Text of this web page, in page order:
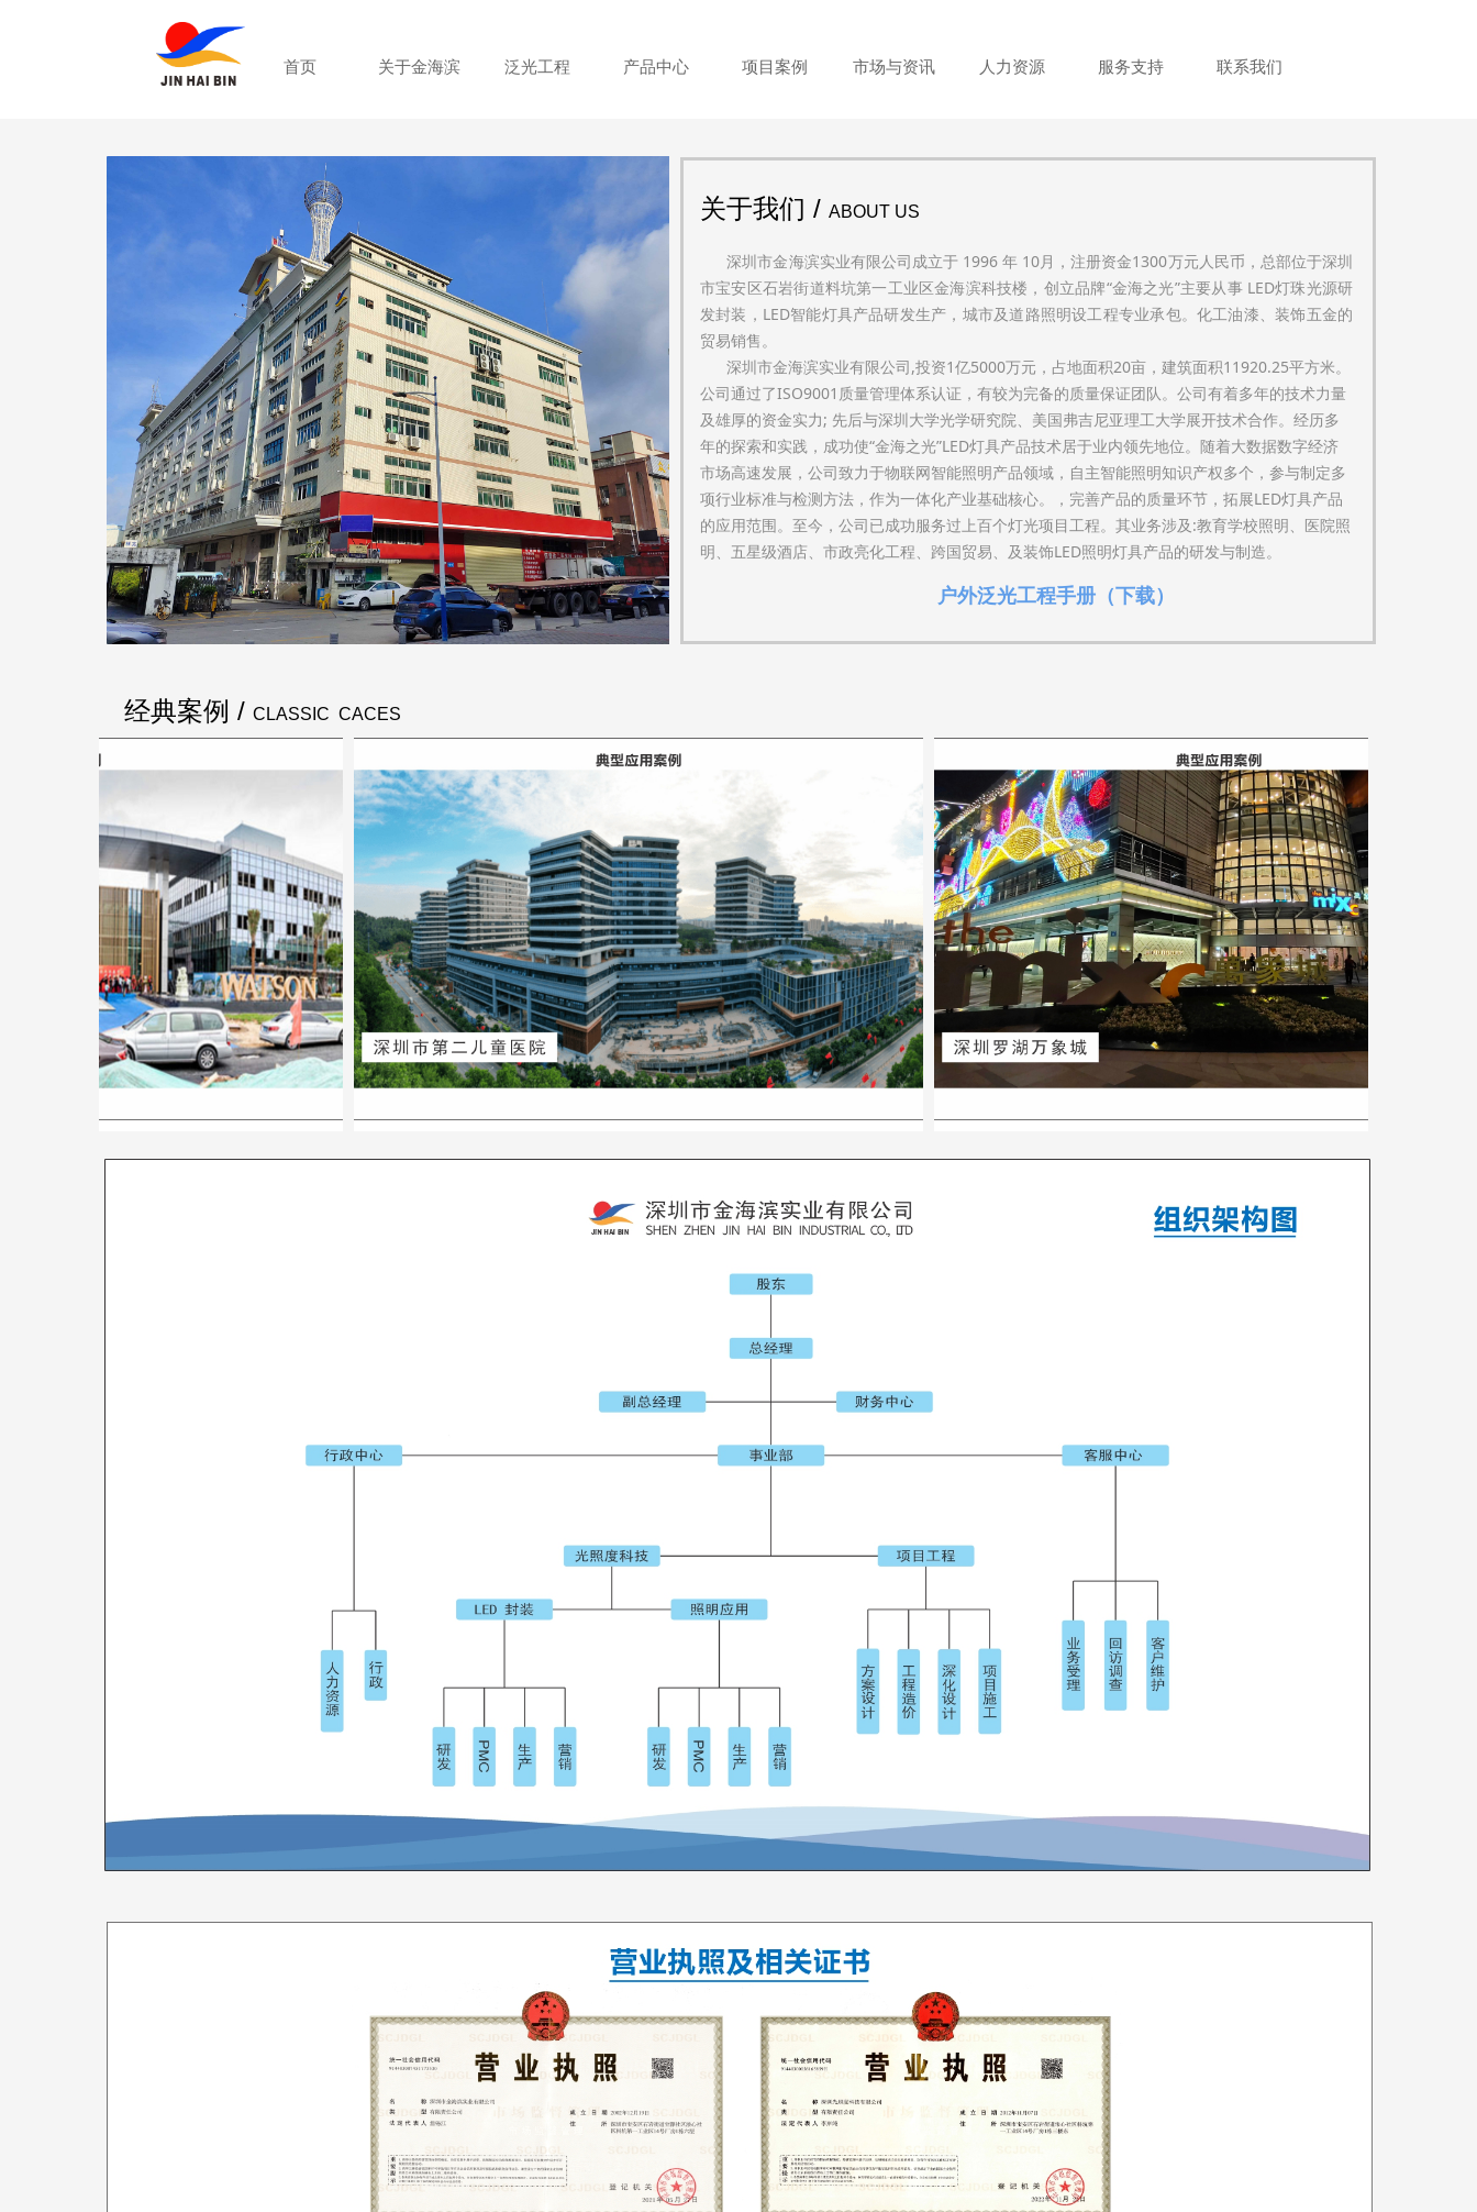
关于我们 / ABOUT US
深圳市金海滨实业有限公司成立于 1996 年 10月，注册资金1300万元人民币，总部位于深圳
市宝安区石岩街道料坑第一工业区金海滨科技楼，创立品牌“金海之光”主要从事 LED灯珠光源研
发封装，LED智能灯具产品研发生产，城市及道路照明设工程专业承包。化工油漆、装饰五金的
贸易销售。
深圳市金海滨实业有限公司,投资1亿5000万元，占地面积20亩，建筑面积11920.25平方米。
公司通过了ISO9001质量管理体系认证，有较为完备的质量保证团队。公司有着多年的技术力量
及雄厚的资金实力; 先后与深圳大学光学研究院、美国弗吉尼亚理工大学展开技术合作。经历多
年的探索和实践，成功使“金海之光”LED灯具产品技术居于业内领先地位。随着大数据数字经济
市场高速发展，公司致力于物联网智能照明产品领域，自主智能照明知识产权多个，参与制定多
项行业标准与检测方法，作为一体化产业基础核心。，完善产品的质量环节，拓展LED灯具产品
的应用范围。至今，公司已成功服务过上百个灯光项目工程。其业务涉及:教育学校照明、医院照
明、五星级酒店、市政亮化工程、跨国贸易、及装饰LED照明灯具产品的研发与制造。
户外泛光工程手册（下载）
经典案例 / CLASSIC CACES
首页 关于金海滨 泛光工程 产品中心 项目案例 市场与资讯 人力资源 服务支持 联系我们